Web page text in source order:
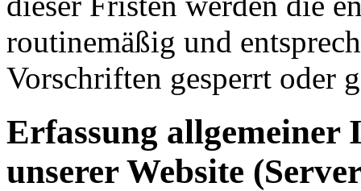
routinemäßig und
Vorschriften gesperrt oder
Erfassung allgemeiner
unserer Website